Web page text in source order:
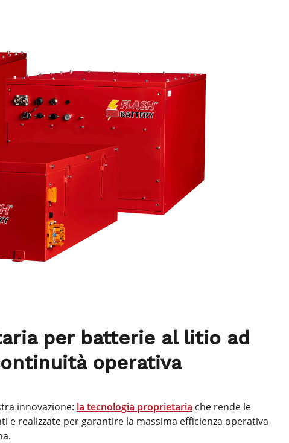
per batterie al litio ad
operativa
innovazione: la tecnologia proprietaria che rende le
e realizzate per garantire la massima efficienza operativa